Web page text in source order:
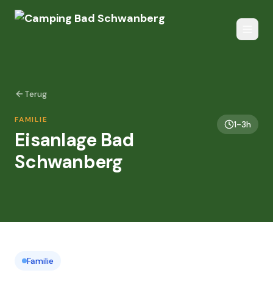
Terug
FAMILIE
Eisanlage Bad
Schwanberg
1-3h
Familie